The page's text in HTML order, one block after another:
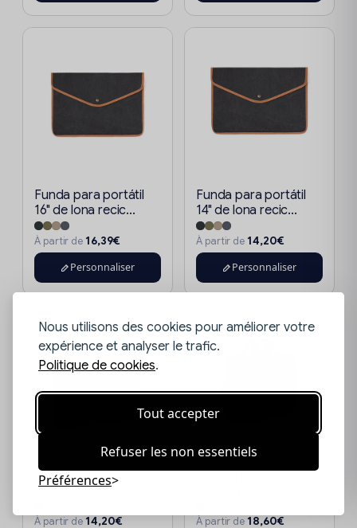
Nous utilisons des cookies pour améliorer votre
expérience et analyser le trafic.
Politique de cookies.
Tout accepter
Refuser les non essentiels
Préférences
Funda para portátil
16" de lona recic...
À partir de 16,39€
Personnaliser
Funda para portátil
14" de lona recic...
À partir de 14,20€
Personnaliser
Funda para portátil
15,6" Swiss Peak ...
À partir de14,20€
Maletín para portátil
À partir de18,60€